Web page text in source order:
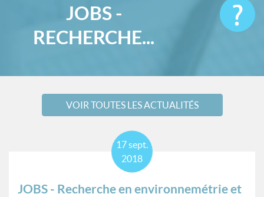
JOBS -
RECHERCHE...
VOIR TOUTES LES ACTUALITÉS
JOBS - Recherche en environnemétrie et
17sept.
2018